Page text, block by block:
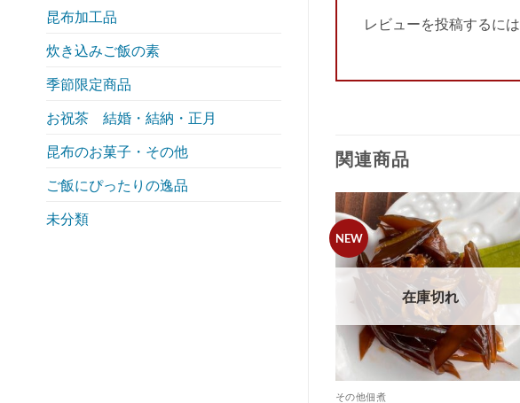
昆布加工品
炊き込みご飯の素
季節限定商品
お祝茶 結婚・結納・正月
昆布のお菓子・その他
ご飯にぴったりの逸品
未分類
レビューを投稿するには
関連商品
NEW
Add to
wishlist
在庫切れ
その他佃煮